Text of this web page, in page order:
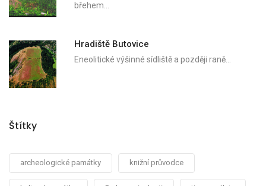
břehem…
Hradiště Butovice
Eneolitické výšinné sídliště a později raně…
Štítky
archeologické památky knižní průvodce